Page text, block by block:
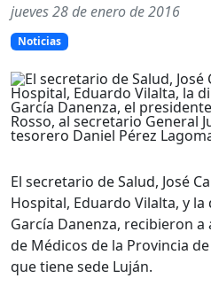
jueves 28 de enero de 2016
Noticias
El secretario de Salud, José
Hospital, Eduardo Vilalta, y
García Danenza, recibieron
de Médicos de la Provincia
que tiene sede Luján.